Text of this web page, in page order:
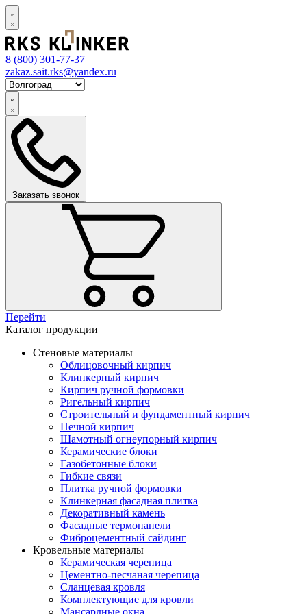
8 (800) 301-77-37
zakaz.sait.rks@yandex.ru
Заказать звонок
Перейти
Каталог продукции
Стеновые материалы
Облицовочный кирпич
Клинкерный кирпич
Кирпич ручной формовки
Ригельный кирпич
Строительный и фундаментный кирпич
Печной кирпич
Шамотный огнеупорный кирпич
Керамические блоки
Газобетонные блоки
Гибкие связи
Плитка ручной формовки
Клинкерная фасадная плитка
Декоративный камень
Фасадные термопанели
Фиброцементный сайдинг
Кровельные материалы
Керамическая черепица
Цементно-песчаная черепица
Сланцевая кровля
Комплектующие для кровли
Мансардные окна